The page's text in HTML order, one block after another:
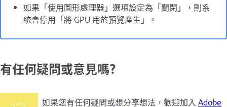
如果「使用圖形處理器」選項設定為「關閉」，則系
統會停用「將 GPU 用於預覽產生」。
有任何疑問或意見嗎?
如果您有任何疑問或想分享想法，歡迎加入 Adobe